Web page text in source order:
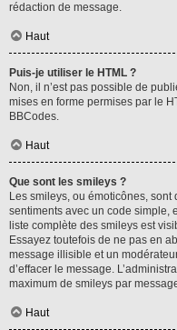
rédaction de message.
Haut
Puis-je utiliser le HTML ?
Non, il n’est pas possible de
mises en forme permises par le
BBCodes.
Haut
Que sont les smileys ?
Les smileys, ou émoticônes,
sentiments avec un code simple,
liste complète des smileys est
Essayez toutefois de ne pas en
message illisible et un
d’effacer le message.
maximum de smileys par
Haut